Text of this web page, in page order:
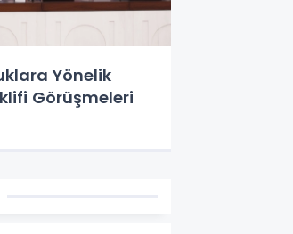
Yönelik
Görüşmeleri